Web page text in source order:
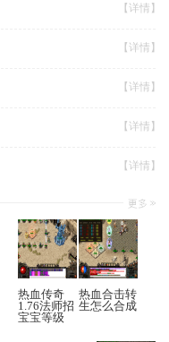
【详情】
【详情】
【详情】
【详情】
【详情】
热血传奇
1.76法师招
宝宝等级
热血合击转
生怎么合成